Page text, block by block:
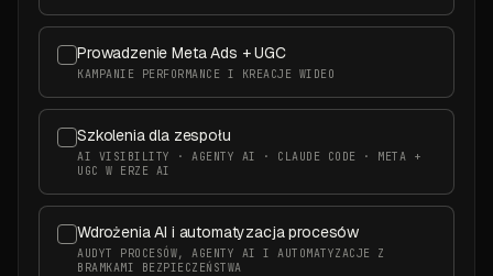
Prowadzenie Meta Ads + UGC
KAMPANIE PERFORMANCE I KREACJE WIDEO
Szkolenia dla zespołu
AI VISIBILITY · AGENTY AI · CLAUDE CODE · META +
UGC W ERZE AI
Wdrożenia AI i automatyzacja procesów
AUDYT PROCESÓW, AGENTY AI I AUTOMATYZACJE Z
BRAMKAMI BEZPIECZEŃSTWA